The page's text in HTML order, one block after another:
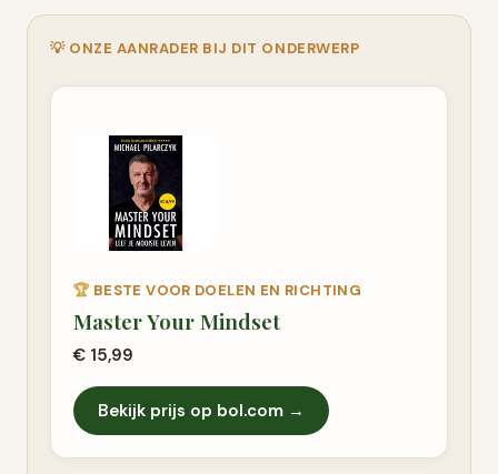
💡 ONZE AANRADER BIJ DIT ONDERWERP
🏆BESTE VOOR DOELEN EN RICHTING
Master Your Mindset
€ 15,99
Bekijk prijs op bol.com →